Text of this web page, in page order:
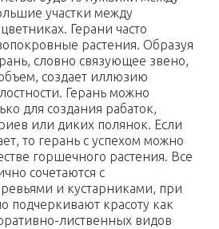
участки между
Герани часто
растения. Образуя
словно связующее звено,
создает иллюзию
Герань можно
для создания рабаток,
или диких полянок. Если
то герань с успехом можно
горшечного растения. Все
сочетаются с
и кустарниками, при
красоту как
лиственных видов